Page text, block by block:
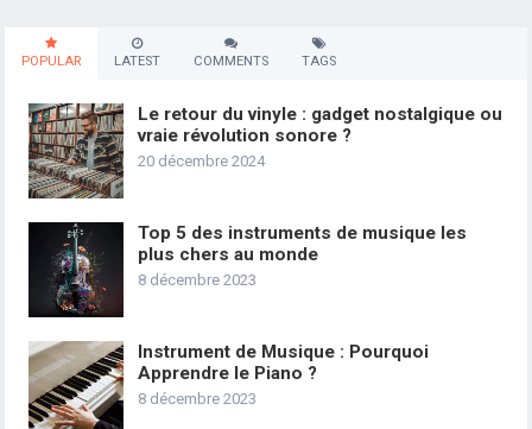
POPULAR LATEST COMMENTS TAGS
Le retour du vinyle : gadget nostalgique ou
vraie révolution sonore ?
20 décembre 2024
Top 5 des instruments de musique les
plus chers au monde
8 décembre 2023
Instrument de Musique : Pourquoi
Apprendre le Piano ?
8 décembre 2023